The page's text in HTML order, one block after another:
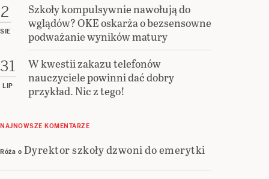
2
SIE
Szkoły kompulsywnie nawołują do
wglądów? OKE oskarża o bezsensowne
podważanie wyników matury
31
LIP
W kwestii zakazu telefonów
nauczyciele powinni dać dobry
przykład. Nic z tego!
NAJNOWSZE KOMENTARZE
Róża o Dyrektor szkoły dzwoni do emerytki